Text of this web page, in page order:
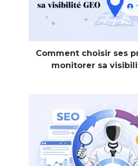
Comment choisir ses
monitorer sa